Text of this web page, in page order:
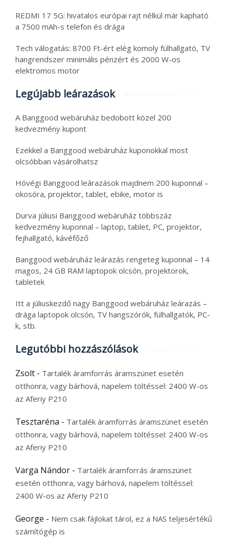
REDMI 17 5G: hivatalos európai rajt nélkül már kapható
a 7500 mAh-s telefon és drága
Tech válogatás: 8700 Ft-ért elég komoly fülhallgató, TV
hangrendszer minimális pénzért és 2000 W-os
elektromos motor
Legújabb leárazások
A Banggood webáruház bedobott közel 200
kedvezmény kupont
Ezekkel a Banggood webáruház kuponokkal most
olcsóbban vásárolhatsz
Hóvégi Banggood leárazások majdnem 200 kuponnal –
okosóra, projektor, tablet, ebike, motor is
Durva júliusi Banggood webáruház többszáz
kedvezmény kuponnal – laptop, tablet, PC, projektor,
fejhallgató, kávéfőző
Banggood webáruház leárazás rengeteg kuponnal – 14
magos, 24 GB RAM laptopok olcsón, projektorok,
tabletek
Itt a júliuskezdő nagy Banggood webáruház leárazás –
drága laptopok olcsón, TV hangszórók, fülhallgatók, PC-
k, stb.
Legutóbbi hozzászólások
Zsolt - Tartalék áramforrás áramszünet esetén
otthonra, vagy bárhová, napelem töltéssel: 2400 W-os
az Aferiy P210
Tesztaréna - Tartalék áramforrás áramszünet esetén
otthonra, vagy bárhová, napelem töltéssel: 2400 W-os
az Aferiy P210
Varga Nándor - Tartalék áramforrás áramszünet
esetén otthonra, vagy bárhová, napelem töltéssel:
2400 W-os az Aferiy P210
George - Nem csak fájlokat tárol, ez a NAS teljesértékű
számítógép is